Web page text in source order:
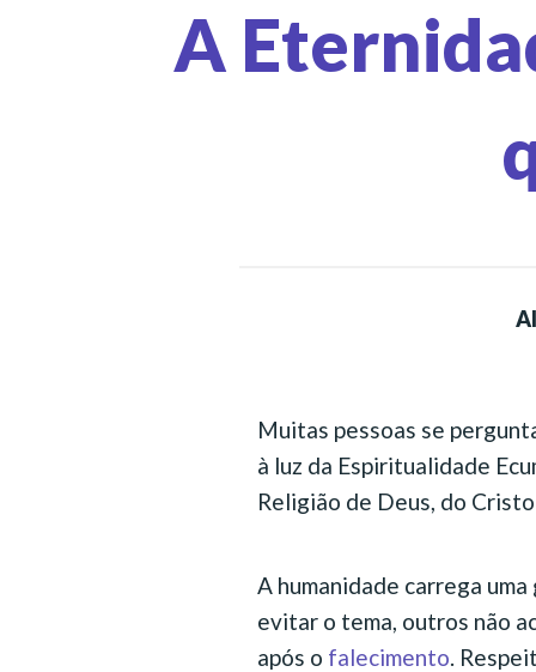
A
Muitas pessoas se
à luz da Espiritualidade
Religião de Deus, do
A humanidade carrega
evitar o tema, outros não
após o falecimento.